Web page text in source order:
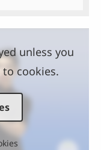
unless you
cookies.